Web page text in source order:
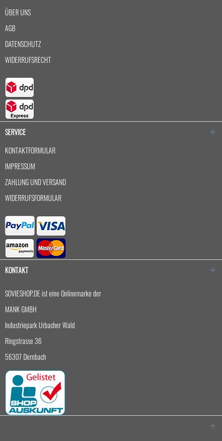
ÜBER UNS
AGB
DATENSCHUTZ
WIDERRUFSRECHT
SERVICE
KONTAKTFORMULAR
IMPRESSUM
ZAHLUNG UND VERSAND
WIDERRUFSFORMULAR
KONTAKT
SOVIESHOP.DE ist eine Onlinemarke der
MANK GMBH
Industriepark Urbacher Wald
Ringstrasse 36
56307 Dernbach